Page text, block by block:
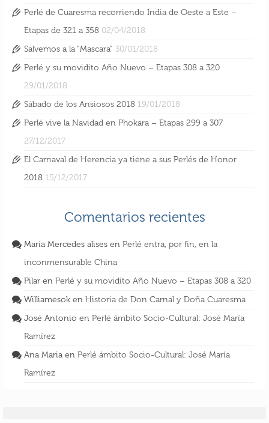
Perlé de Cuaresma recorriendo India de Oeste a Este –
Etapas de 321 a 358 02/04/2018
Salvemos a la “Mascara” 30/01/2018
Perlé y su movidito Año Nuevo – Etapas 308 a 320
29/01/2018
Sábado de los Ansiosos 2018 19/01/2018
Perlé vive la Navidad en Phokara – Etapas 299 a 307
27/12/2017
El Carnaval de Herencia ya tiene a sus Perlés de Honor
2018 15/12/2017
Comentarios recientes
María Mercedes alises en Perlé entra, por fin, en la
inconmensurable China
Pilar en Perlé y su movidito Año Nuevo – Etapas 308 a 320
Williamesok en Historia de Don Carnal y Doña Cuaresma
José Antonio en Perlé ámbito Socio-Cultural: José María
Ramírez
Ana Maria en Perlé ámbito Socio-Cultural: José María
Ramírez